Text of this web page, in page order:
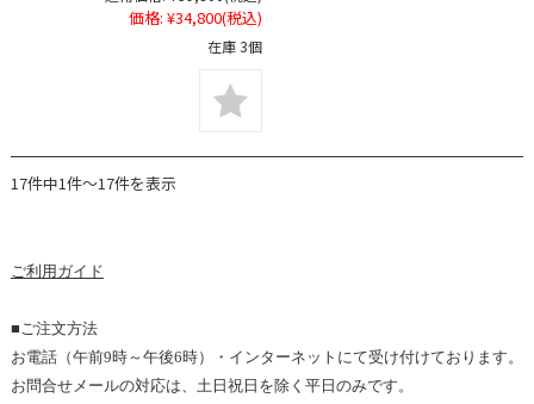
価格: ¥34,800(税込)
在庫 3個
17件中1件～17件を表示
ご利用 ガイド
■ご注文方法
お電話（午前9時～ 午後6時）・インターネットにて受け付けております。
お問合せメールの対応は、土日祝日を除く平日のみです 。